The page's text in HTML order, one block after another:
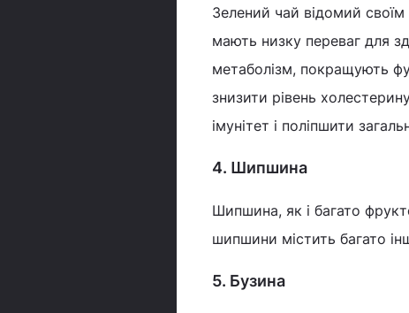
Зелений чай відомий своїм
мають низку переваг для
метаболізм, покращують
знизити рівень
імунітет і поліпшити
4. Шипшина
Шипшина, як і багато
шипшини містить багато
5. Бузина